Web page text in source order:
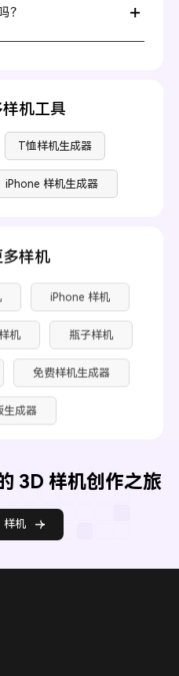
件进行二次编辑。其次，我
背景等。无论您是新手还
？
定价页面
机工具
T恤样机生成器
iPhone 样机生成器
样机
iPhone 样机
机 瓶子样机
免费样机生成器
生成器
3D 样机创作之旅
样机